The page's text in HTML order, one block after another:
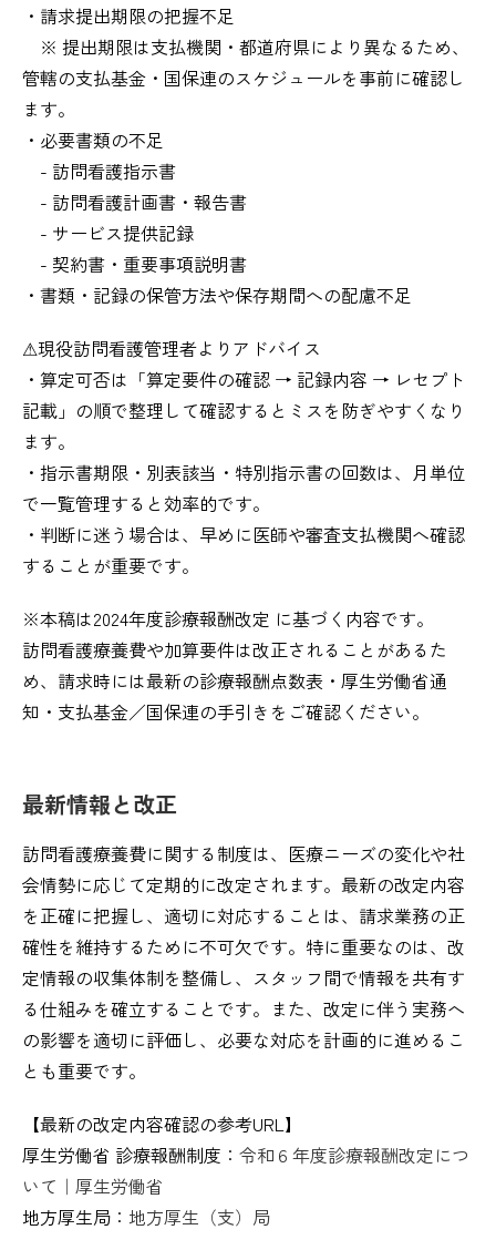
・請求提出期限の把握不足
※ 提出期限は支払機関・都道府県により異なるため、
管轄の支払基金・国保連のスケジュールを事前に確認し
ます。
・必要書類の不足
- 訪問看護指示書
- 訪問看護計画書・報告書
- サービス提供記録
- 契約書・重要事項説明書
・書類・記録の保管方法や保存期間への配慮不足
⚠︎現役訪問看護管理者よりアドバイス
・算定可否は「算定要件の確認 → 記録内容 → レセプト
記載」の順で整理して確認するとミスを防ぎやすくなり
ます。
・指示書期限・別表該当・特別指示書の回数は、月単位
で一覧管理すると効率的です。
・判断に迷う場合は、早めに医師や審査支払機関へ確認
することが重要です。
※本稿は2024年度診療報酬改定 に基づく内容です。
訪問看護療養費や加算要件は改正されることがあるた
め、請求時には最新の診療報酬点数表・厚生労働省通
知・支払基金／国保連の手引きをご確認ください。
最新情報と改正
訪問看護療養費に関する制度は、医療ニーズの変化や社
会情勢に応じて定期的に改定されます。最新の改定内容
を正確に把握し、適切に対応することは、請求業務の正
確性を維持するために不可欠です。特に重要なのは、改
定情報の収集体制を整備し、スタッフ間で情報を共有す
る仕組みを確立することです。また、改定に伴う実務へ
の影響を適切に評価し、必要な対応を計画的に進めるこ
とも重要です。
【最新の改定内容確認の参考URL】
厚生労働省 診療報酬制度： 令和６年度診療報酬改定につ
いて｜厚生労働省
地方厚生局： 地方厚生（支）局